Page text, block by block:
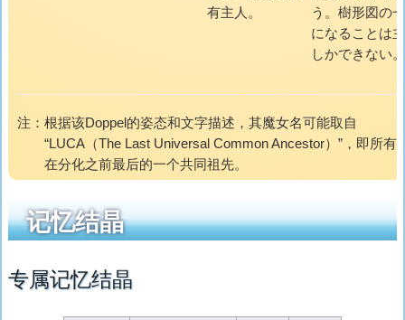
有主人。
う。樹形図の
になることは
しかできない。
注： 根据该Doppel的姿态和文字描述，其魔女名可能取自
“LUCA（The Last Universal Common Ancestor）”，即所有
在分化之前最后的一个共同祖先。
记忆结晶
专属记忆结晶